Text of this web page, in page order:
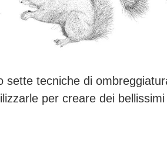
sette tecniche di
per creare dei bellissimi